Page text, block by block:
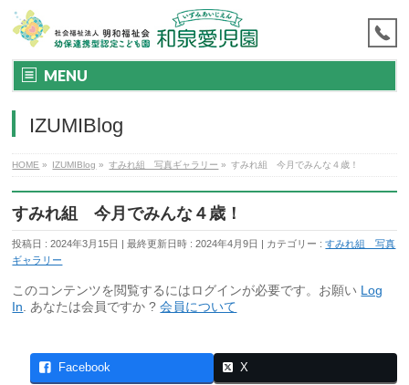
MENU
IZUMIBlog
HOME » IZUMIBlog » すみれ組 写真ギャラリー » すみれ組 今月でみんな４歳！
すみれ組 今月でみんな４歳！
投稿日 : 2024年3月15日 最終更新日時 : 2024年4月9日 カテゴリー :すみれ組 写真
ギャラリー
このコンテンツを閲覧するにはログインが必要です。お願い Log
In . あなたは会員ですか ?会員について
Facebook X